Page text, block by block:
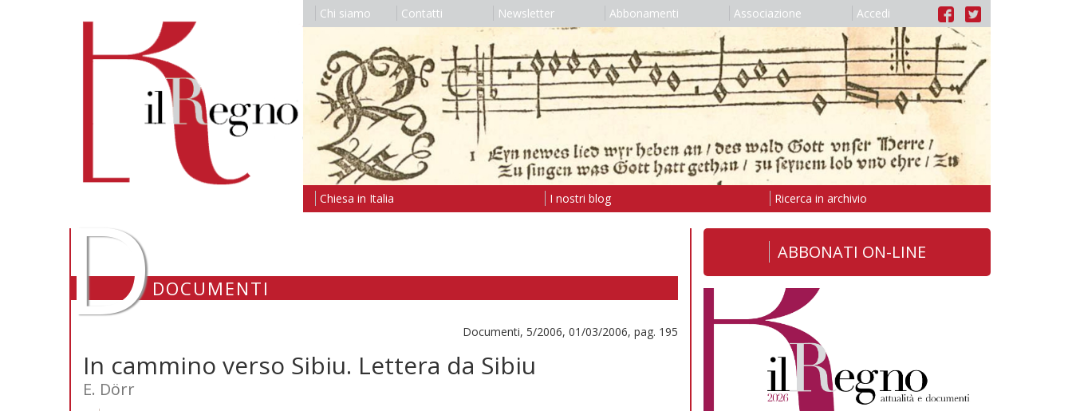
Chi siamo Contatti Newsletter Abbonamenti Associazione Accedi
Chiesa in Italia I nostri blog Ricerca in archivio
DDOCUMENTI
Documenti, 5/2006, 01/03/2006, pag. 195
In cammino verso Sibiu. Lettera da Sibiu
E. Dörr
ABBONATI ON-LINE